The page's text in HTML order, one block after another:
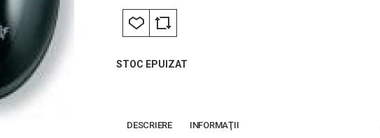
STOC EPUIZAT
DESCRIERE INFORMAŢII